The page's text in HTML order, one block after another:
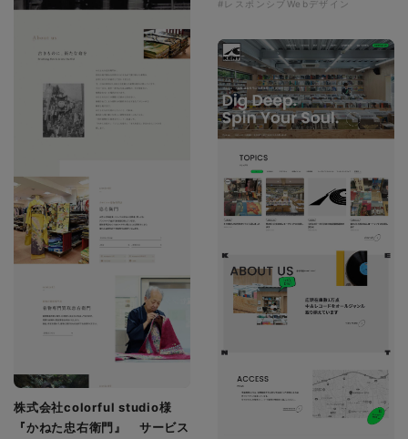
#レスポンシブWebデザイン
株式会社colorful studio様
『かねた忠右衛門』 サービス